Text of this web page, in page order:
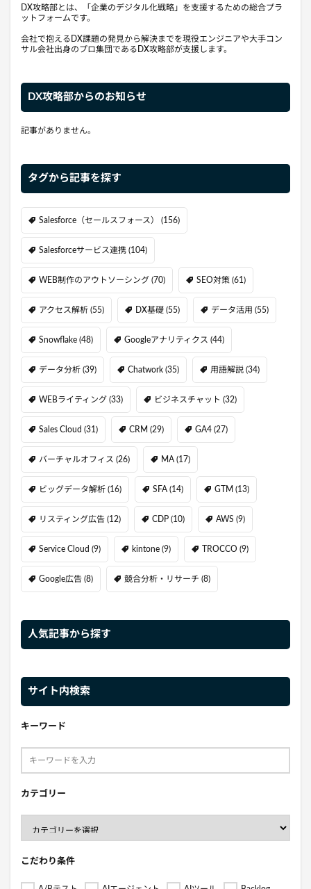
DX攻略部とは、「企業のデジタル化戦略」を支援するための総合プラ
ットフォームです。
会社で抱えるDX課題の発見から解決までを現役エンジニアや大手コン
サル会社出身のプロ集団であるDX攻略部が支援します。
DX攻略部からのお知らせ
記事がありません。
タグから記事を探す
Salesforce（セールスフォース） (156)
Salesforceサービス連携 (104)
WEB制作のアウトソーシング (70) SEO対策 (61)
アクセス解析 (55) DX基礎 (55) データ活用 (55)
Snowflake (48) Googleアナリティクス (44)
データ分析 (39) Chatwork (35) 用語解説 (34)
WEBライティング (33) ビジネスチャット (32)
Sales Cloud (31) CRM (29) GA4 (27)
バーチャルオフィス (26) MA (17)
ビッグデータ解析 (16) SFA (14) GTM (13)
リスティング広告 (12) CDP (10) AWS (9)
Service Cloud (9) kintone (9) TROCCO (9)
Google広告 (8) 競合分析・リサーチ (8)
人気記事から探す
サイト内検索
キーワード
カテゴリー
こだわり条件